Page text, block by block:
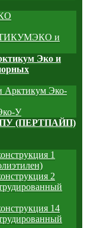
и
Эко и
Арктикум Эко-
У
(ПЕРТПАЙП)
1
2
14